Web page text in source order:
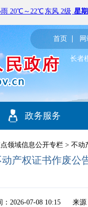
首页
长者
政务服务
领域信息公开专栏 > 不动
产权证书作废公
：2026-07-08 10:15 来源